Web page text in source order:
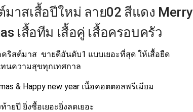
มาสเสื้อปีใหม่ ลาย02 สีแดง Merry
เสื้อทีม เสื้อคู่ เสื้อครอบครัว
คริสต์มาส ขายดีอันดับ1 แบบเยอะที่สุด ให้เสื้อยืด
ทนความสุขทุกเทศกาล
& Happy new year เนื้อคอตตอลพรีเมียม
ายปี ยิ่งซื้อเยอะยิ่งลดเยอะ